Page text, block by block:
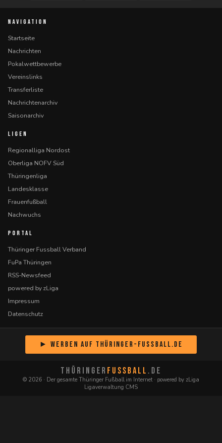
NAVIGATION
Startseite
Nachrichten
Pokalwettbewerbe
Vereinslinks
Transferliste
Nachrichtenarchiv
Saisonarchiv
LIGEN
Regionalliga Nordost
Oberliga NOFV Süd
Thüringenliga
Landesklasse
Frauenfußball
Nachwuchs
PORTAL
Thüringer Fussball Verband
FuPa Thüringen
RSS-Newsfeed
powered by zLiga
Impressum
Datenschutz
► Werben auf Thüringer-Fussball.de
THÜRINGER FUSSBALL .DE
© 2026 · Der gesamte Thüringer Fußball im Internet · powered by zLiga
Ligaverwaltung CMS